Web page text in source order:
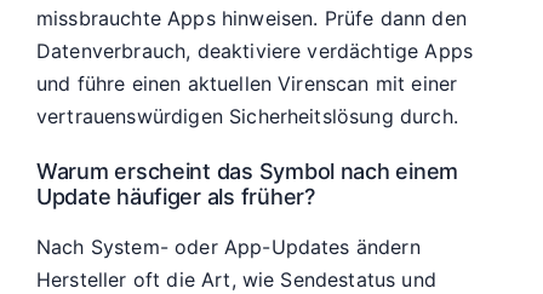
missbrauchte Apps hinweisen. Prüfe dann den
Datenverbrauch, deaktiviere verdächtige Apps
und führe einen aktuellen Virenscan mit einer
vertrauenswürdigen Sicherheitslösung durch.
Warum erscheint das Symbol nach einem
Update häufiger als früher?
Nach System- oder App-Updates ändern
Hersteller oft die Art, wie Sendestatus und